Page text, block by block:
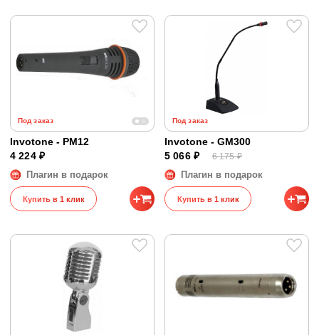
Под заказ
Invotone - PM12
4 224 ₽
Плагин в подарок
Купить в 1 клик
Под заказ
Invotone - GM300
5 066 ₽
6 175 ₽
Плагин в подарок
Купить в 1 клик